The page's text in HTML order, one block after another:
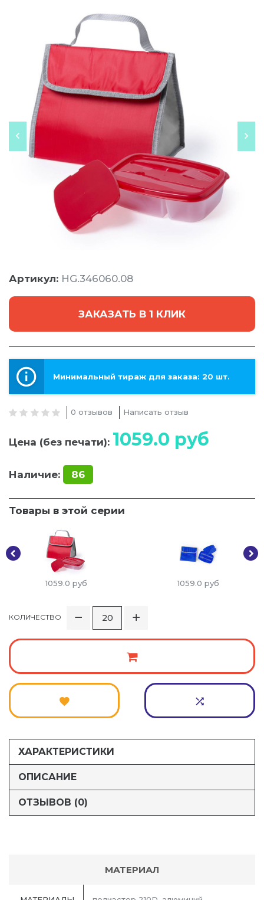
Артикул: HG.346060.08
ЗАКАЗАТЬ В 1 КЛИК
Минимальный тираж для заказа: 20 шт.
0 отзывов Написать отзыв
Цена (без печати): 1059.0 руб
Наличие: 86
Товары в этой серии
1059.0 руб 1059.0 руб
КОЛИЧЕСТВО
ХАРАКТЕРИСТИКИ
ОПИСАНИЕ
ОТЗЫВОВ (0)
МАТЕРИАЛ